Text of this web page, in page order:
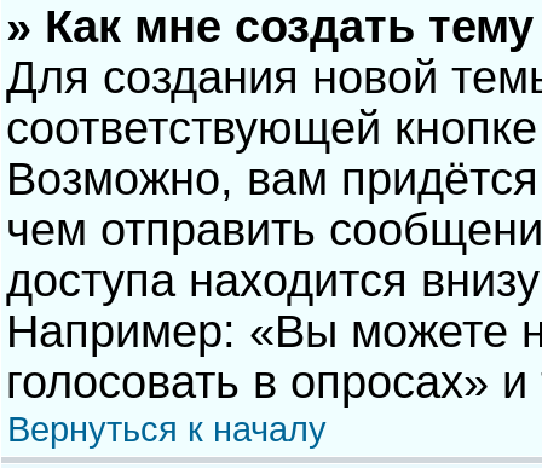
» Как мне создать
Для создания новой
соответствующей
Возможно, вам
чем отправить
доступа находится
Например: «Вы можете
голосовать в опросах» и
Вернуться к началу